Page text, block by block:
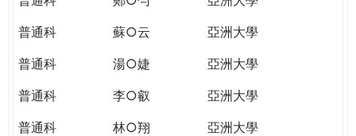
普通科
蘇○云
亞洲大學
普通科
湯○婕
亞洲大學
普通科
李○叡
亞洲大學
普通科
林○翔
亞洲大學